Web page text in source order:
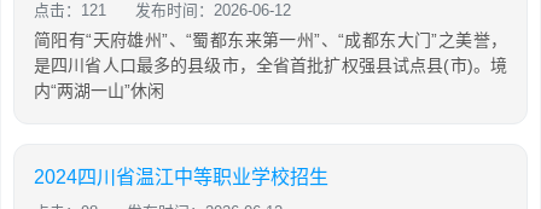
点击：121 发布时间：2026-06-12
简阳有“天府雄州”、“蜀都东来第一州”、“成都东大门”之美誉，
是四川省人口最多的县级市，全省首批扩权强县试点县(市)。境
内“两湖一山”休闲
2024四川省温江中等职业学校招生